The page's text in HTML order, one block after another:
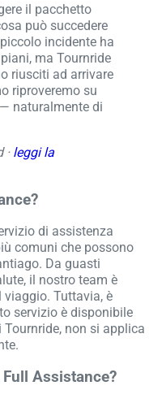
il pacchetto
può succedere
incidente ha
ma Tournride
riusciti ad arrivare
riproveremo su
naturalmente di
· leggi la
di assistenza
comuni che possono
Da guasti
il nostro team è
Tuttavia, è
servizio è disponibile
non si applica
Assistance?